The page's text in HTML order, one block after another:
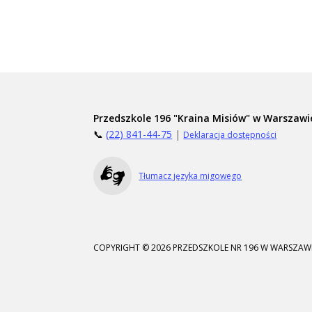
Przedszkole 196 "Kraina Misiów" w
📞(22) 841-44-75 | Deklaracja dostępności
Tłumacz języka migowego
COPYRIGHT © 2026 PRZEDSZKOLE NR 196 W